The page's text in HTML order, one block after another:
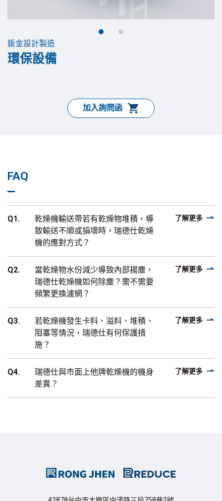
鈑金設計製造
環保設備
加入詢問函
FAQ
Q1.
乾燥機輸送帶若有乾燥物堆積，導
致輸送不順或損壞時，瑞德仕乾燥
機的應對方式？
了解更多
Q2.
當乾燥物水份減少導致內部揚塵，
瑞德仕乾燥機如何除塵？需不需要
頻繁更換濾網？
了解更多
Q3.
若乾燥機發生卡料、溢料、堆積、
阻塞等情況，瑞德仕有何保護措
施？
了解更多
Q4.
瑞德仕與市面上他牌乾燥機的機身
差異？
了解更多